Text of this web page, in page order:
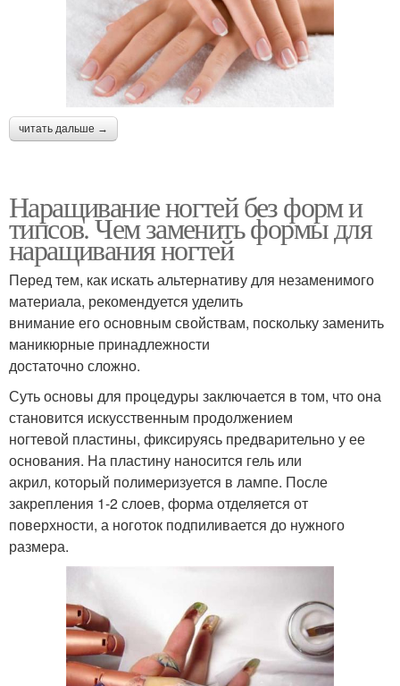
читать дальше →
Наращивание ногтей без форм и
типсов. Чем заменить формы для
наращивания ногтей
Перед тем, как искать альтернативу для незаменимого
материала, рекомендуется уделить
внимание его основным свойствам, поскольку заменить
маникюрные принадлежности
достаточно сложно.
Суть основы для процедуры заключается в том, что она
становится искусственным продолжением
ногтевой пластины, фиксируясь предварительно у ее
основания. На пластину наносится гель или
акрил, который полимеризуется в лампе. После
закрепления 1-2 слоев, форма отделяется от
поверхности, а ноготок подпиливается до нужного
размера.